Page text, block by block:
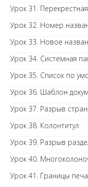
Урок 31.
Урок 32. Номер
Урок 33. Новое
Урок 34. Системная
Урок 35. Список по
Урок 36. Шаблон
Урок 37. Разрыв
Урок 38. Колонтитул
Урок 39. Разрыв
Урок 40.
Урок 41. Границы